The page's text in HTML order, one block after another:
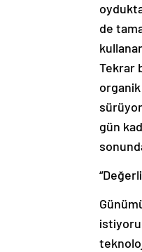
de
Tekrar
gün